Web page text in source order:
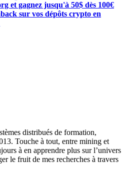
et gagnez jusqu'à 50$ dès 100€
sur vos dépôts crypto en
distribués de formation,
Touche à tout, entre mining et
à en apprendre plus sur l’univers
le fruit de mes recherches à travers